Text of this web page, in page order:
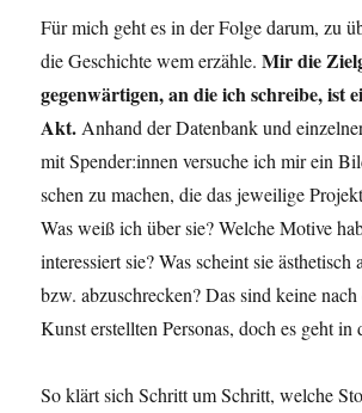
Für mich geht es in der Fol­ge dar­um, zu
die Geschich­te wem erzäh­le.Mir die
ge­gen­wär­ti­gen, an die ich schrei­be, ist
Akt.Anhand der Daten­bank und
mit Spender:innen ver­su­che ich mir ein
schen zu machen, die das jewei­li­ge
Was weiß ich über sie? Wel­che Moti­ve
inter­es­siert sie? Was scheint sie ästhe­tisch
bzw. abzu­schre­cken? Das sind kei­ne
Kunst erstell­ten Per­so­nas, doch es geht in
So klärt sich Schritt um Schritt, wel­che